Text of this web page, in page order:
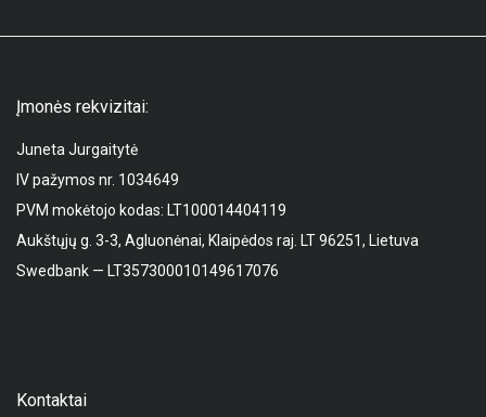
Įmonės rekvizitai:
Juneta Jurgaitytė
IV pažymos nr. 1034649
PVM mokėtojo kodas: LT100014404119
Aukštųjų g. 3-3, Agluonėnai, Klaipėdos raj. LT 96251, Lietuva
Swedbank — LT357300010149617076
Kontaktai